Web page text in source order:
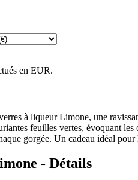
en EUR.
à liqueur Limone, une
feuilles vertes, évoquant
gorgée. Un cadeau idéal
- Détails